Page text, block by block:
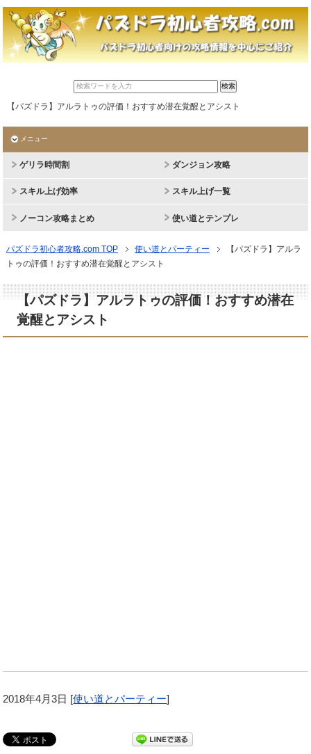
【パズドラ】アルラトゥの評価！おすすめ潜在覚醒とアシスト
メニュー
ゲリラ時間割 ダンジョン攻略
スキル上げ効率 スキル上げ一覧
ノーコン攻略まとめ 使い道とテンプレ
パズドラ初心者攻略.com TOP 使い道とパーティー
【パズドラ】アルラ
トゥの評価！おすすめ潜在覚醒とアシスト
【パズドラ】アルラトゥの評価！おすすめ潜在
覚醒とアシスト
2018年4月3日 [使い道とパーティー]